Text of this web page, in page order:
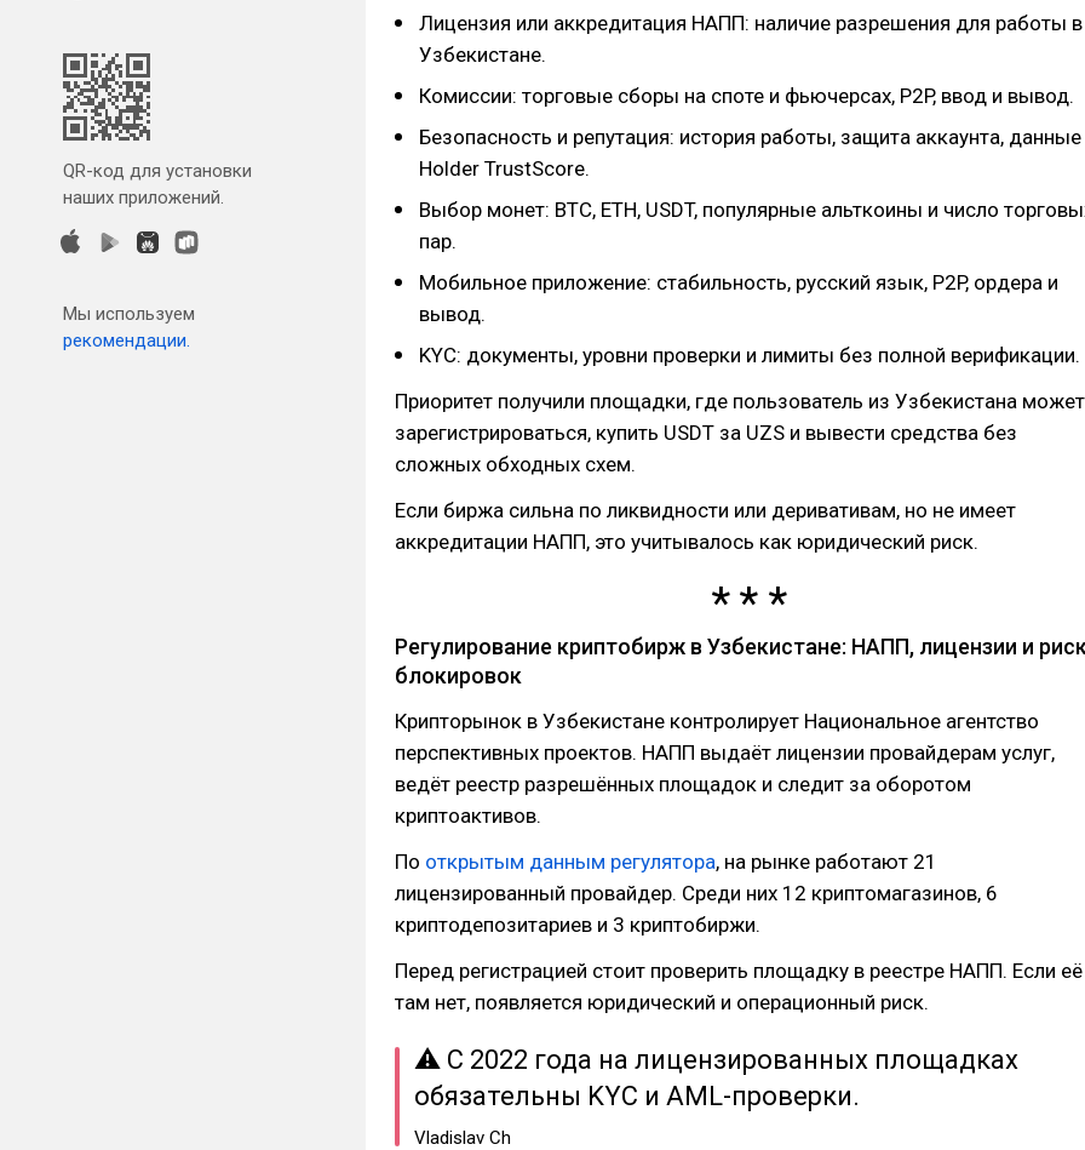
QR-код для установки
наших приложений.
Мы используем
рекомендации.
Лицензия или аккредитация НАПП: наличие разрешения для работы в
Узбекистане.
Комиссии: торговые сборы на споте и фьючерсах, P2P, ввод и вывод.
Безопасность и репутация: история работы, защита аккаунта, данные
Holder TrustScore.
Выбор монет: BTC, ETH, USDT, популярные альткоины и число
пар.
Мобильное приложение: стабильность, русский язык, P2P, ордера и
вывод.
KYC: документы, уровни проверки и лимиты без полной верификации.
Приоритет получили площадки, где пользователь из Узбекистана может
зарегистрироваться, купить USDT за UZS и вывести средства без
сложных обходных схем.
Если биржа сильна по ликвидности или деривативам, но не имеет
аккредитации НАПП, это учитывалось как юридический риск.
Регулирование криптобирж в Узбекистане: НАПП, лицензии и
блокировок
Крипторынок в Узбекистане контролирует Национальное агентство
перспективных проектов. НАПП выдаёт лицензии провайдерам услуг,
ведёт реестр разрешённых площадок и следит за оборотом
криптоактивов.
По открытым данным регулятора, на рынке работают 21
лицензированный провайдер. Среди них 12 криптомагазинов, 6
криптодепозитариев и 3 криптобиржи.
Перед регистрацией стоит проверить площадку в реестре НАПП. Если её
там нет, появляется юридический и операционный риск.
⚠ С 2022 года на лицензированных площадках
обязательны KYC и AML-проверки.
Vladislav Ch